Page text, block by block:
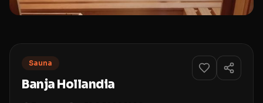
Sauna
Banja Hollandia